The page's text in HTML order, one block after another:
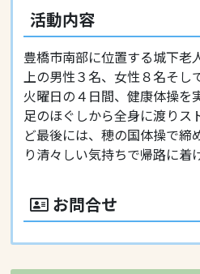
活動内容
豊橋市南部に位置する城下老
上の男性３名、女性８名そし
火曜日の４日間、健康体操を
足のほぐしから全身に渡りス
ど最後には、穂の国体操で締
り清々しい気持ちで帰路に着
お問合せ